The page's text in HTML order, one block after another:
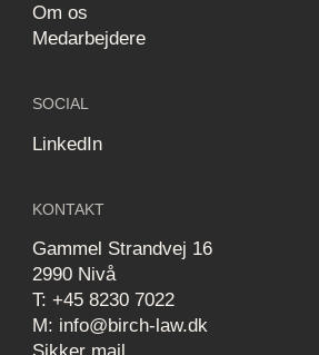
Om os
Medarbejdere
SOCIAL
LinkedIn
KONTAKT
Gammel Strandvej 16
2990 Nivå
T: +45 8230 7022
M: info@birch-law.dk